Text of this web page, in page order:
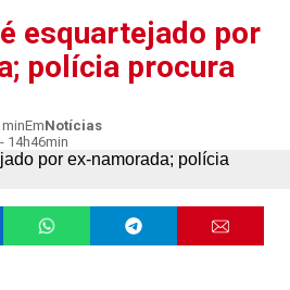
esquartejado por
polícia procura
EmNotícias
14h46min